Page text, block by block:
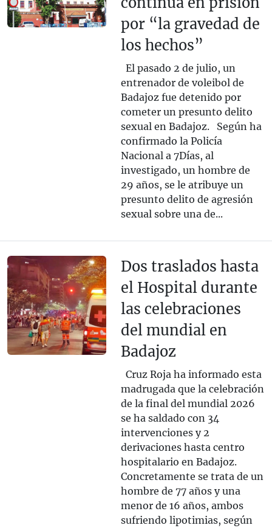
por “la gravedad de
los hechos”
El pasado 2 de julio, un
entrenador de voleibol de
Badajoz fue detenido por
cometer un presunto delito
sexual en Badajoz. Según ha
confirmado la Policía
Nacional a 7Días, al
investigado, un hombre de
29 años, se le atribuye un
presunto delito de agresión
sexual sobre una de...
Dos traslados hasta
el Hospital durante
las celebraciones
del mundial en
Badajoz
Cruz Roja ha informado esta
madrugada que la celebración
de la final del mundial 2026
se ha saldado con 34
intervenciones y 2
derivaciones hasta centro
hospitalario en Badajoz.
Concretamente se trata de un
hombre de 77 años y una
menor de 16 años, ambos
sufriendo lipotimias, según